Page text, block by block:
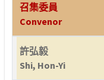
召集委員
Convenor
許弘毅
Shi, Hon-Yi